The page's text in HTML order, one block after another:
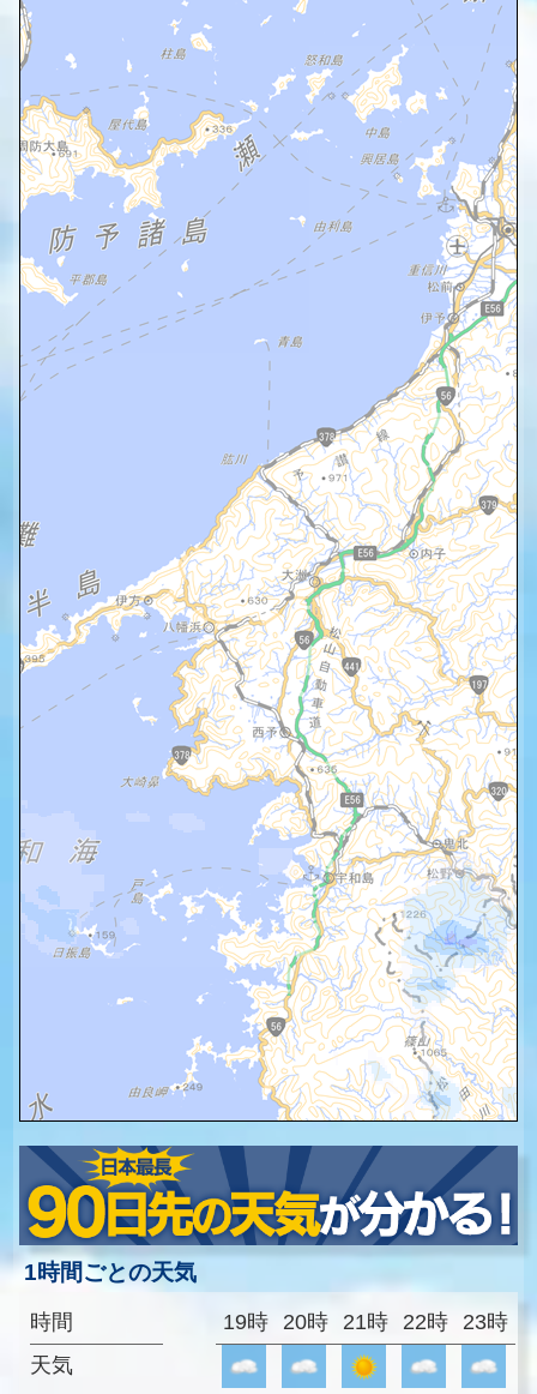
1時間ごとの天気
時間
天気
19時 20時 21時 22時 23時